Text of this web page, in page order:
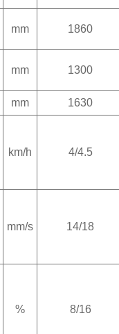
mm 1860
mm 1300
mm 1630
km/h 4/4.5
mm/s 14/18
% 8/16